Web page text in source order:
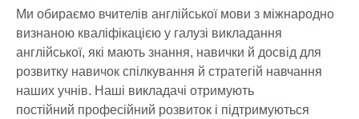
Ми обираємо вчителів англійської мови з міжнародно
визнаною кваліфікацією у галузі викладання
англійської, які мають знання, навички й досвід для
розвитку навичок спілкування й стратегій навчання
наших учнів. Наші викладачі отримують
постійний професійний розвиток і підтримуються